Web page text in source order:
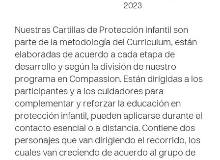
2023
Nuestras Cartillas de Protección infantil son
parte de la metodología del Curriculum, están
elaboradas de acuerdo a cada etapa de
desarrollo y según la división de nuestro
programa en Compassion. Están dirigidas a los
participantes y a los cuidadores para
complementar y reforzar la educación en
protección infantil, pueden aplicarse durante el
contacto esencial o a distancia. Contiene dos
personajes que van dirigiendo el recorrido, los
cuales van creciendo de acuerdo al grupo de